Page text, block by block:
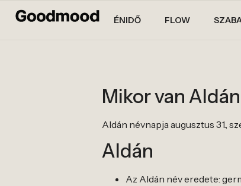
ÉNIDŐ FLOW
Mikor van
Aldán névnapja augusztus 31.,
Aldán
Az Aldán név eredete: